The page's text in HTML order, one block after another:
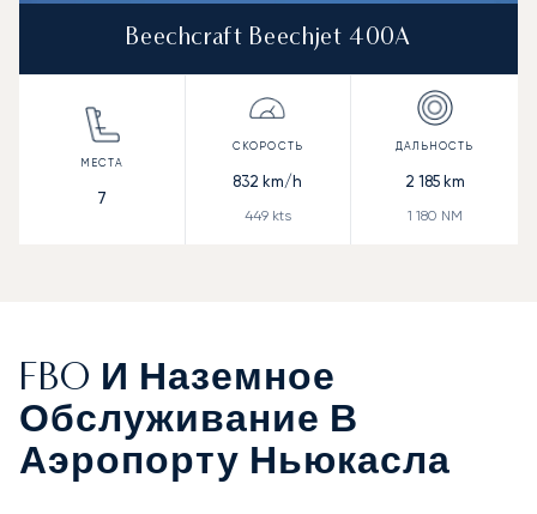
Beechcraft Beechjet 400A
7
832 km/h
449kts
2 185km
1 180 NM
FBO И Наземное
Обслуживание В
Аэропорту Ньюкасла